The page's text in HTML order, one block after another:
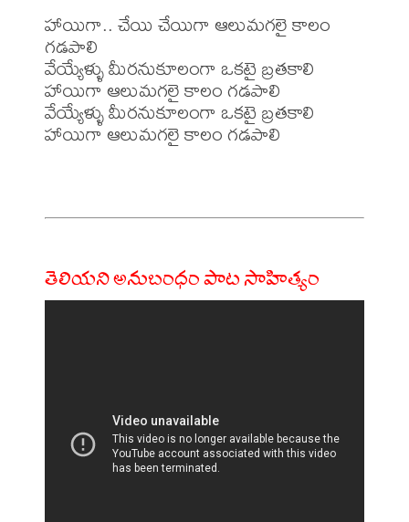
హాయిగా.. చేయి చేయిగా ఆలుమగలై కాలం
గడపాలి
వేయ్యేళ్ళు మీరనుకూలంగా ఒకటై బ్రతకాలి
హాయిగా ఆలుమగలై కాలం గడపాలి
వేయ్యేళ్ళు మీరనుకూలంగా ఒకటై బ్రతకాలి
హాయిగా ఆలుమగలై కాలం గడపాలి
తెలియని అనుబంధం పాట సాహిత్యం